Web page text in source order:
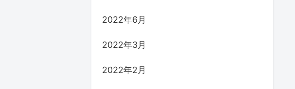
2022年6月
2022年3月
2022年2月